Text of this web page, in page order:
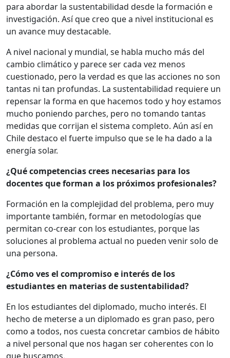
para abordar la sustentabilidad desde la formación e
investigación. Así que creo que a nivel institucional es
un avance muy destacable.
A nivel nacional y mundial, se habla mucho más del
cambio climático y parece ser cada vez menos
cuestionado, pero la verdad es que las acciones no son
tantas ni tan profundas. La sustentabilidad requiere un
repensar la forma en que hacemos todo y hoy estamos
mucho poniendo parches, pero no tomando tantas
medidas que corrijan el sistema completo. Aún así en
Chile destaco el fuerte impulso que se le ha dado a la
energía solar.
¿Qué competencias crees necesarias para los
docentes que forman a los próximos profesionales?
Formación en la complejidad del problema, pero muy
importante también, formar en metodologías que
permitan co-crear con los estudiantes, porque las
soluciones al problema actual no pueden venir solo de
una persona.
¿Cómo ves el compromiso e interés de los
estudiantes en materias de sustentabilidad?
En los estudiantes del diplomado, mucho interés. El
hecho de meterse a un diplomado es gran paso, pero
como a todos, nos cuesta concretar cambios de hábito
a nivel personal que nos hagan ser coherentes con lo